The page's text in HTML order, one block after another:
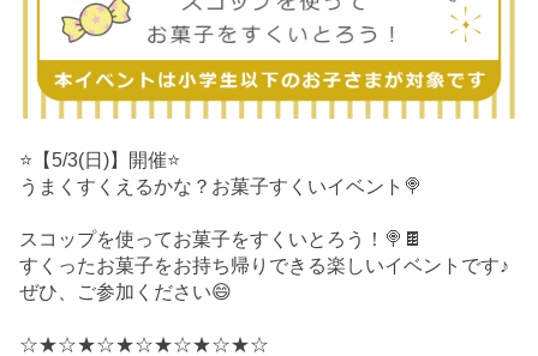
⭐️【5/3(日)】開催⭐️
うまくすくえるかな？お菓子すくいイベント🍭
スコップを使ってお菓子をすくいとろう！🍭🍫
すくったお菓子をお持ち帰りできる楽しいイベントです♪
ぜひ、ご参加ください😄
☆★☆★☆★☆★☆★☆★☆